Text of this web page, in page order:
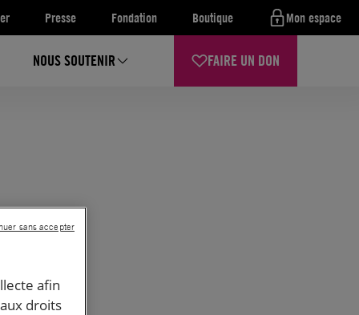
Presse Fondation Boutique Mon espace
NOUS SOUTENIR FAIRE UN DON
afin
droits
sans accepter